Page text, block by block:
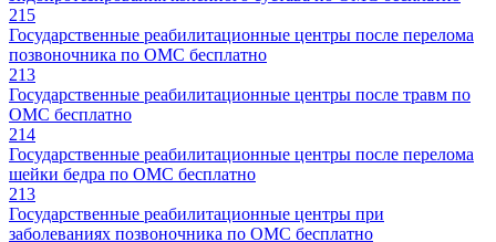
215
Государственные реабилитационные центры после перелома
позвоночника по ОМС бесплатно
213
Государственные реабилитационные центры после травм по
ОМС бесплатно
214
Государственные реабилитационные центры после перелома
шейки бедра по ОМС бесплатно
213
Государственные реабилитационные центры при
заболеваниях позвоночника по ОМС бесплатно